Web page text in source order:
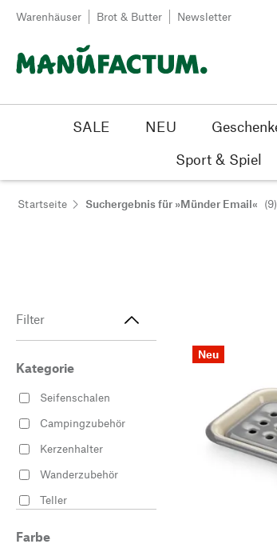
Zum Inhalt springen
Warenhäuser Brot & Butter Newsletter
SALE NEU
Sport & Spiel
Startseite Suchergebnis für »Münder Email« (9)
Filter
Kategorie
Seifenschalen
Campingzubehör
Kerzenhalter
Wanderzubehör
Teller
Farbe
Neu